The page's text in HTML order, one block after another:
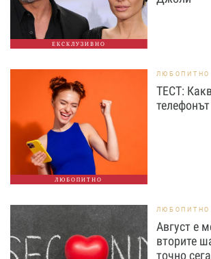
ЕКСКЛУЗИВНО
ЛЮБОПИТНО
ЛЮБОПИТНО
ТЕСТ:
ЛЮБОПИТНО
Август е
вторите
точно